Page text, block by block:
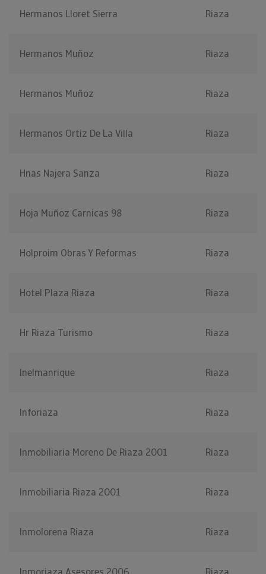
Hermanos Lloret Sierra Riaza
Hermanos Muñoz Riaza
Hermanos Muñoz Riaza
Hermanos Ortiz De La Villa Riaza
Hnas Najera Sanza Riaza
Hoja Muñoz Carnicas 98 Riaza
Holproim Obras Y Reformas Riaza
Hotel Plaza Riaza Riaza
Hr Riaza Turismo Riaza
Inelmanrique Riaza
Inforiaza Riaza
Inmobiliaria Moreno De Riaza 2001 Riaza
Inmobiliaria Riaza 2001 Riaza
Inmolorena Riaza Riaza